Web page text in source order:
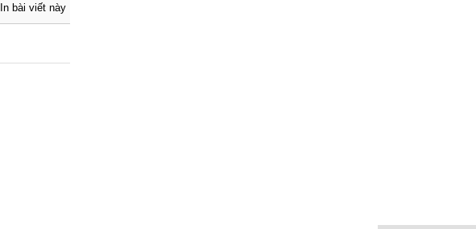
In bài viết này